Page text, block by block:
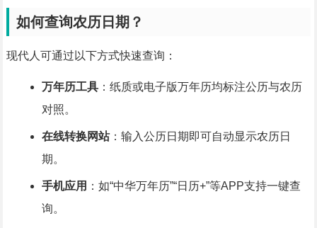
如何查询农历日期？
现代人可通过以下方式快速查询：
万年历工具：纸质或电子版万年历均标注公历与农历
对照。
在线转换网站：输入公历日期即可自动显示农历日
期。
手机应用 ：如“中华万年历”“日历+”等APP支持一键查
询。